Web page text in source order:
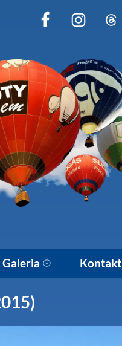
Galeria Kontakt